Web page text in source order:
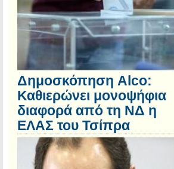
Δημοσκόπηση Alco:
Καθιερώνει μονοψήφια
διαφορά από τη ΝΔ η
ΕΛΑΣ του Τσίπρα